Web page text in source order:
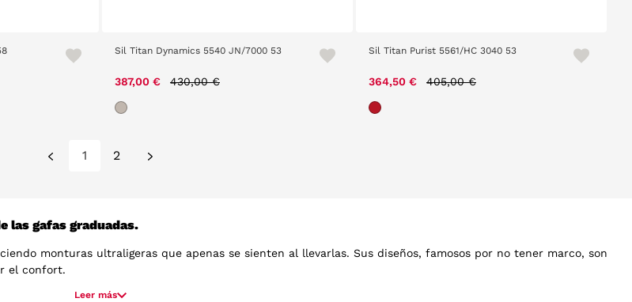
Sil Titan Dynamics 5540 JN/7000 53
387,00 € Price reduced from
430,00 €
Sil Titan Purist 5561/HC 3040 53
364,50 € Price reduced from
405,00 €
1 2
las gafas graduadas.
monturas ultraligeras que apenas se sienten al llevarlas. Sus diseños, famosos por no tener marco, son
el confort.
Leer más